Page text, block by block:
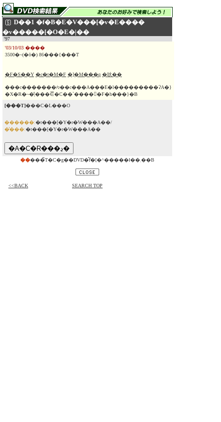
D��1 �f�B�E�V���[�v�E����
�v�����[�O�E�|��
'97
'03/10/03 ����
3500�~(�ō�) 86���{���T
�F�S��Y �c�t�M�F �]�M���q �吙��
���c�������҂ɂ��c���A���E�l���������ɁA�}
�X�R�~�̓|���⋶�C��`�����ِF�h���}�B
[���T]���C�L���O
������:�t���[�Y�r�W���A��/
�̔���:�t���[�Y�r�W���A��
�� ���̃T�C�g��DVD�̂݃f�[�^�����ł��܂��B
<<BACK SEARCH TOP